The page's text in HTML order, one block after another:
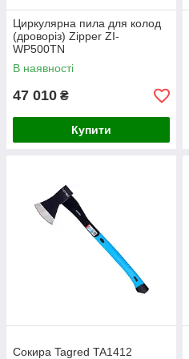
Циркулярна пила для колод
(дроворіз) Zipper ZI-
WP500TN
В наявності
47 010 ₴
Купити
Сокира Tagred TA1412